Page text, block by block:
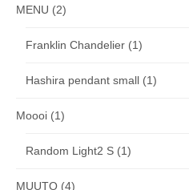
MENU (2)
Franklin Chandelier (1)
Hashira pendant small (1)
Moooi (1)
Random Light2 S (1)
MUUTO (4)